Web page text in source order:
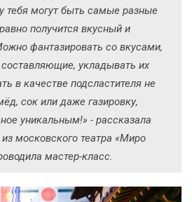
тебя могут быть самые разные
получится вкусный и
фантазировать со вкусами,
укладывать их
в качестве подсластителя не
сок или даже газировку,
уникальным!» - рассказала
из московского театра «Миро
мастер-класс.